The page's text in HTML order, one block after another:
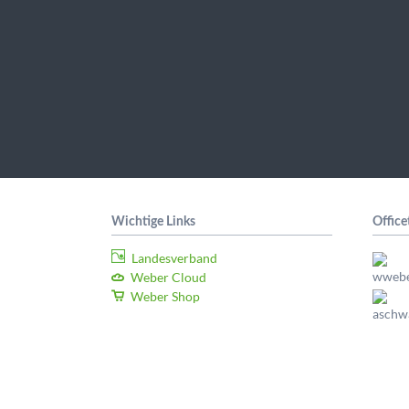
Wichtige Links
Landesverband
Weber Cloud
Weber Shop